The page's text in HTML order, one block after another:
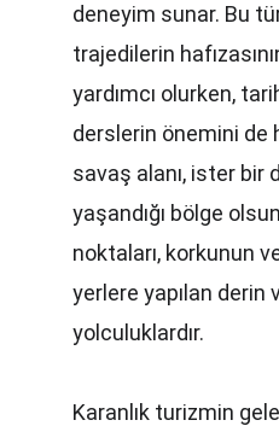
deneyim sunar. Bu
trajedilerin
yardımcı olurken,
derslerin önemini de
savaş alanı, ister bir
yaşandığı bölge
noktaları, korkunun
yerlere yapılan derin
yolculuklardır.
Karanlık turizmin